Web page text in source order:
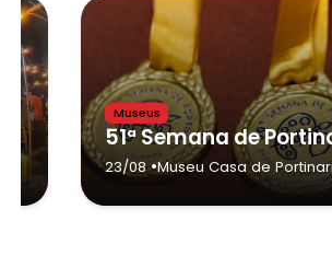
Museus
23/08 •Museu Casa de